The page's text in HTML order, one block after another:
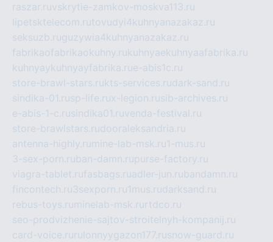
raszar.ruvskrytie-zamkov-moskva113.ru
lipetsktelecom.rutovudyi4kuhnyanazakaz.ru
seksuzb.ruguzywia4kuhnyanazakaz.ru
fabrikaofabrikaokuhny.rukuhnyaekuhnyaafabrika.ru
kuhnyaykuhnyayfabrika.rue-abis1c.ru
store-brawl-stars.rukts-services.rudark-sand.ru
sindika-01.rusp-life.rux-legion.rusib-archives.ru
e-abis-1-c.rusindika01.ruvenda-festival.ru
store-brawlstars.rudooraleksandria.ru
antenna-highly.ru mine-lab-msk.ru1-mus.ru
3-sex-porn.ruban-damn.rupurse-factory.ru
viagra-tablet.rufasbags.ruadler-jun.rubandamn.ru
fincontech.ru3sexporn.ru1mus.rudarksand.ru
rebus-toys.ru minelab-msk.ru rtdco.ru
seo-prodvizhenie-sajtov-stroitelnyh-kompanij.ru
card-voice.ru rulonnyygazon177.rusnow-guard.ru